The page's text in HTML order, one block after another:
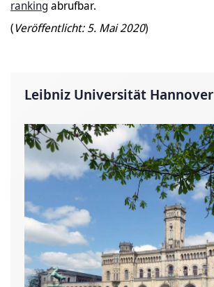
ranking abrufbar.
(Veröffentlicht: 5. Mai 2020)
Leibniz Universität Hannover